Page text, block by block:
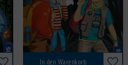
Franckh-Kosmos, 2020
11,00 €
Versandkostenfrei in DE
In den Warenkorb